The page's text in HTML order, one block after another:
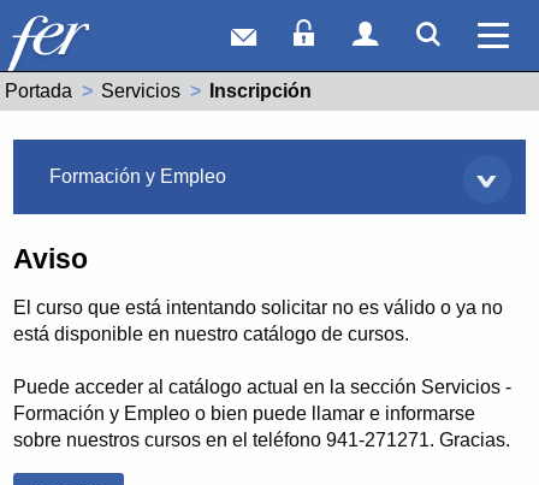
Correo webAcceso Socios
Acceso
Portada Servicios Actual:
Inscripción
Formación y Empleo
Aviso
El curso que está intentando solicitar no es válido o ya no
está disponible en nuestro catálogo de cursos.
Puede acceder al catálogo actual en la sección Servicios -
Formación y Empleo o bien puede llamar e informarse
sobre nuestros cursos en el teléfono 941-271271. Gracias.